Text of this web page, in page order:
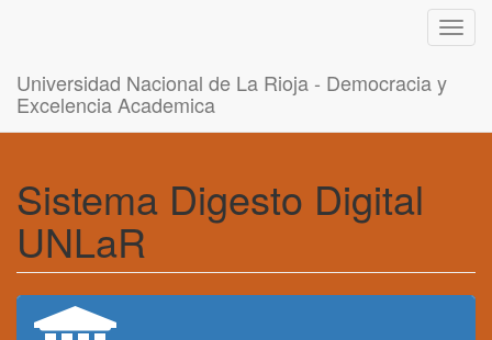
Universidad Nacional de La Rioja - Democracia y
Excelencia Academica
Sistema Digesto Digital
UNLaR